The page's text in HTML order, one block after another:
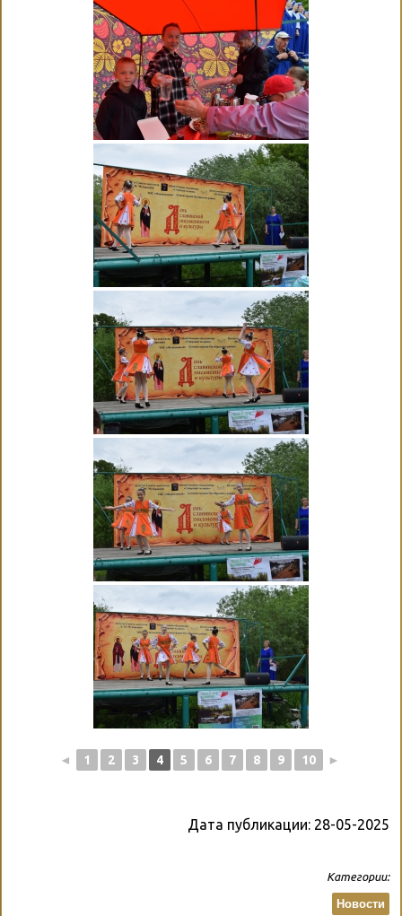
◄ 1 2 3 4 5 6 7 8 9 10 ►
Дата публикации: 28-05-2025
Категории:
Новости